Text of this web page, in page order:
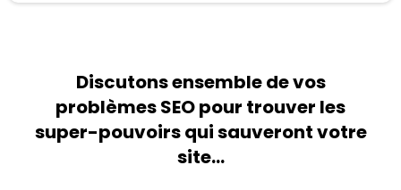
Discutons ensemble de vos
problèmes SEO pour trouver les
super-pouvoirs qui sauveront votre
site...